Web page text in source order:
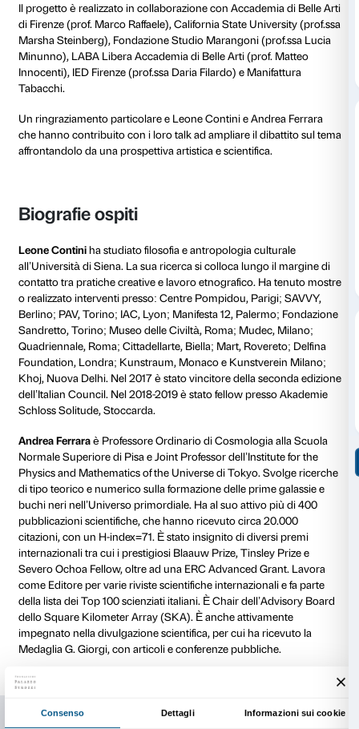
apre alle diverse declinazioni della produzione
contemporanea offrendo agli studenti un campo di
Il progetto ha una durata di quattro mesi e offre alla
generazione di artisti l’opportunità di avvicinarsi al
un ciclo di appuntamenti (lecture, talk con artisti e
alla mostra, tavoli di lavoro) e stimolare la
opere d’arte. Nel periodo maggio-giugno, come
spazio sul proprio sito per lo sviluppo del progetto
line: gli studenti hanno così l’opportunità di lavorare
aspetti che riguardano la produzione,
comunicazione di un progetto artistico nella sua
Il progetto è realizzato in collaborazione con
di Firenze (prof. Marco Raffaele), California State
Marsha Steinberg), Fondazione Studio Marangoni
Innocenti), IED Firenze (prof.ssa Daria Filardo) e
Tabacchi.
Un ringraziamento particolare e Leone Contini e
che hanno contribuito con i loro talk ad ampliare il
affrontandolo da una prospettiva artistica e
Biografie ospiti
Leone Contini
ha studiato filosofia e antropologia
all’Università di Siena. La sua ricerca si colloca